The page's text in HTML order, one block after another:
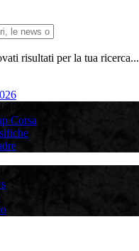
risultati per la tua ricerca...
Corsa